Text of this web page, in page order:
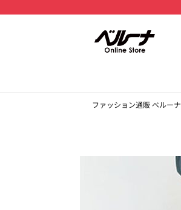
ファッション通販 ベルーナ